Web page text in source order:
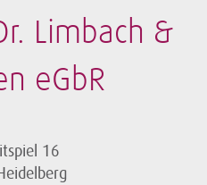
Limbach &
eGbR
16